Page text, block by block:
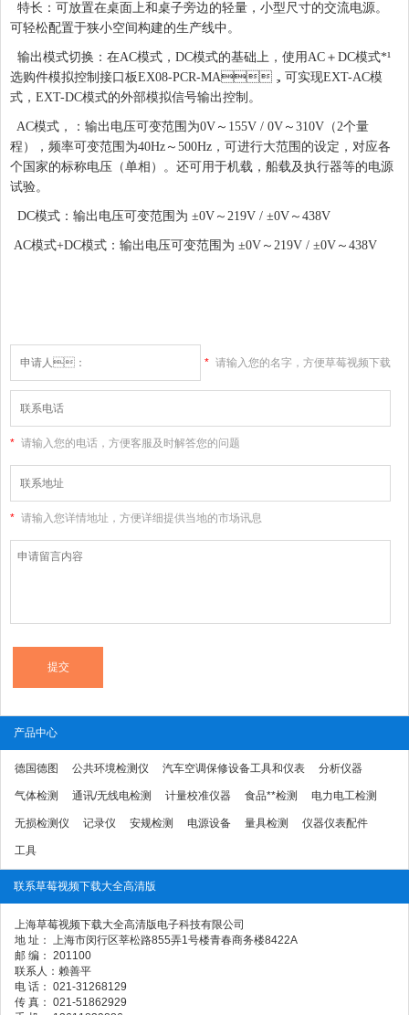
特长： 可放置在桌面上和桌子旁边的轻量，小型尺寸的交流电源。
可轻松配置于狭小空间构建的生产线中。
输出模式切换： 在AC模式，DC模式的基础上，使用AC＋DC模式*¹
选购件模拟控制接口板EX08-PCR-MA，可实现EXT-AC模
式，EXT-DC模式的外部模拟信号输出控制。
AC模式，： 输出电压可变范围为0V～155V / 0V～310V（2个量
程），频率可变范围为40Hz～500Hz，可进行大范围的设定，对应各
个国家的标称电压（单相）。还可用于机载，船载及执行器等的电源
试验。
DC模式： 输出电压可变范围为 ±0V～219V / ±0V～438V
AC模式+DC模式： 输出电压可变范围为 ±0V～219V / ±0V～438V
* 请输入您的名字，方便草莓视频下载
* 请输入您的电话，方便客服及时解答您的问题
* 请输入您详情地址，方便详细提供当地的市场讯息
产品中心
德国德图 公共环境检测仪 汽车空调保修设备工具和仪表 分析仪器
气体检测 通讯/无线电检测 计量校准仪器 食品**检测 电力电工检测
无损检测仪 记录仪 安规检测 电源设备 量具检测 仪器仪表配件
工具
联系草莓视频下载大全高清版
上海草莓视频下载大全高清版电子科技有限公司
地 址： 上海市闵行区莘松路855弄1号楼青春商务楼8422A
邮 编： 201100
联系人：赖善平
电 话： 021-31268129
传 真： 021-51862929